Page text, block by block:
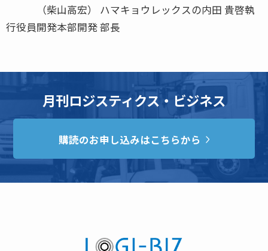
（柴山高宏） ハマキョウレックスの内田 貴啓執
行役員開発本部開発 部長
月刊ロジスティクス・ビジネス
購読のお申し込みはこちらから